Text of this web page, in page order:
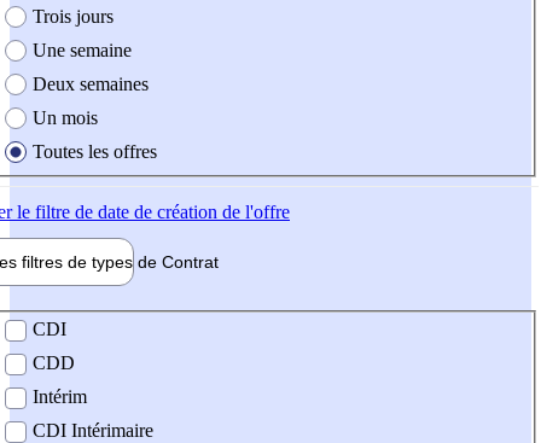
Trois jours
Une semaine
Deux semaines
Un mois
Toutes les offres
le filtre de date de création de l'offre
filtres de types de Contrat
contrat
CDI
CDD
Intérim
CDI Intérimaire